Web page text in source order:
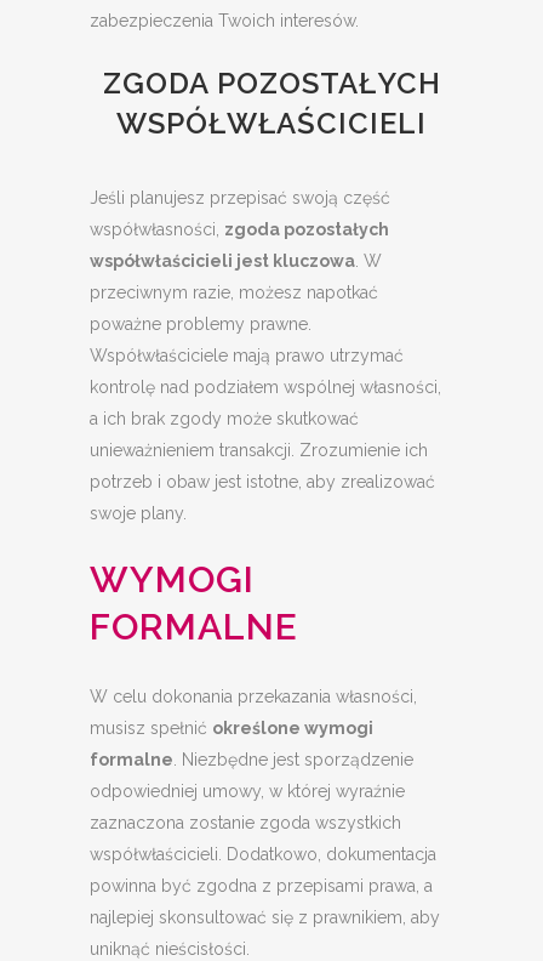
zabezpieczenia Twoich interesów.
ZGODA POZOSTAŁYCH
WSPÓŁWŁAŚCICIELI
Jeśli planujesz przepisać swoją część
współwłasności, zgoda pozostałych
współwłaścicieli jest kluczowa . W
przeciwnym razie, możesz napotkać
poważne problemy prawne.
Współwłaściciele mają prawo utrzymać
kontrolę nad podziałem wspólnej własności,
a ich brak zgody może skutkować
unieważnieniem transakcji. Zrozumienie ich
potrzeb i obaw jest istotne, aby zrealizować
swoje plany.
WYMOGI
FORMALNE
W celu dokonania przekazania własności,
musisz spełnić określone wymogi
formalne . Niezbędne jest sporządzenie
odpowiedniej umowy, w której wyraźnie
zaznaczona zostanie zgoda wszystkich
współwłaścicieli. Dodatkowo, dokumentacja
powinna być zgodna z przepisami prawa, a
najlepiej skonsultować się z prawnikiem, aby
uniknąć nieścisłości.